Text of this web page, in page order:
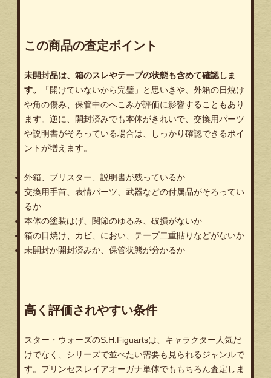
この商品の査定ポイント
未開封品は、箱のスレやテープの状態も含めて確認しま
す。
「開けていないから完璧」と思いきや、外箱の日焼け
や角の傷み、保管中のへこみが評価に影響することもあり
ます。逆に、開封済みでも本体がきれいで、交換用パーツ
や説明書がそろっている場合は、しっかり確認できるポイ
ントが増えます。
外箱、ブリスター、説明書が残っているか
交換用手首、表情パーツ、武器などの付属品がそろってい
るか
本体の塗装はげ、関節のゆるみ、破損がないか
箱の日焼け、カビ、におい、テープ二重貼りなどがないか
未開封か開封済みか、保管状態が分かるか
高く評価されやすい条件
スター・ウォーズのS.H.Figuartsは、キャラクター人気だ
けでなく、シリーズで並べたい需要も見られるジャンルで
す。プリンセスレイアオーガナ単体でももちろん査定しま